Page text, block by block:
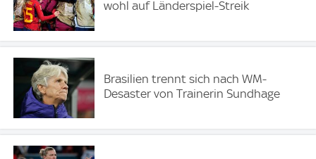
wohl auf Länderspiel-Streik
Brasilien trennt sich nach WM-
Desaster von Trainerin Sundhage